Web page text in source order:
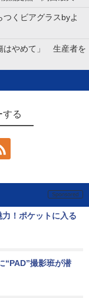
くビアグラスbyよ
はやめて」 生産者を
する
！ポケットに入る
“PAD”撮影班が潜